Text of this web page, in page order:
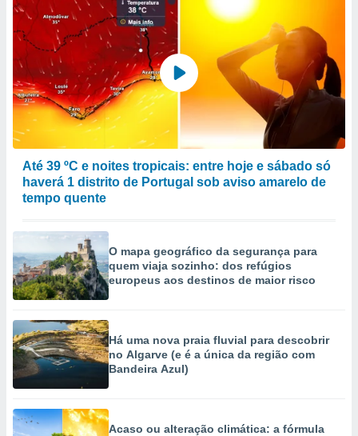
Até 39 ºC e noites tropicais: entre hoje e sábado só
haverá 1 distrito de Portugal sob aviso amarelo de
tempo quente
O mapa geográfico da segurança para
quem viaja sozinho: dos refúgios
europeus aos destinos de maior risco
Há uma nova praia fluvial para descobrir
no Algarve (e é a única da região com
Bandeira Azul)
Acaso ou alteração climática: a fórmula